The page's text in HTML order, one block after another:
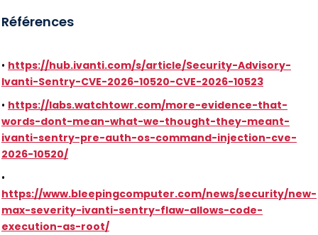
Références
• https://hub.ivanti.com/s/article/Security-Advisory-
Ivanti-Sentry-CVE-2026-10520-CVE-2026-10523
• https://labs.watchtowr.com/more-evidence-that-
words-dont-mean-what-we-thought-they-meant-
ivanti-sentry-pre-auth-os-command-injection-cve-
2026-10520/
•
https://www.bleepingcomputer.com/news/security/new-
max-severity-ivanti-sentry-flaw-allows-code-
execution-as-root/